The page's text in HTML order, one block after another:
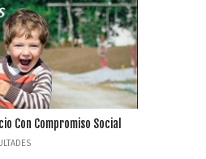
Con Compromiso Social